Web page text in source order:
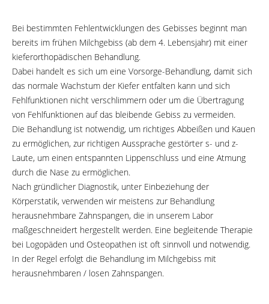
Bei bestimmten Fehlentwicklungen des Gebisses beginnt man
bereits im frühen Milchgebiss (ab dem 4. Lebensjahr) mit einer
kieferorthopädischen Behandlung.
Dabei handelt es sich um eine Vorsorge-Behandlung, damit sich
das normale Wachstum der Kiefer entfalten kann und sich
Fehlfunktionen nicht verschlimmern oder um die Übertragung
von Fehlfunktionen auf das bleibende Gebiss zu vermeiden.
Die Behandlung ist notwendig, um richtiges Abbeißen und Kauen
zu ermöglichen, zur richtigen Aussprache gestörter s- und z-
Laute, um einen entspannten Lippenschluss und eine Atmung
durch die Nase zu ermöglichen.
Nach gründlicher Diagnostik, unter Einbeziehung der
Körperstatik, verwenden wir meistens zur Behandlung
herausnehmbare Zahnspangen, die in unserem Labor
maßgeschneidert hergestellt werden. Eine begleitende Therapie
bei Logopäden und Osteopathen ist oft sinnvoll und notwendig.
In der Regel erfolgt die Behandlung im Milchgebiss mit
herausnehmbaren / losen Zahnspangen.